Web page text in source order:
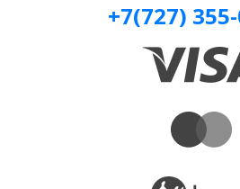
+7(727)